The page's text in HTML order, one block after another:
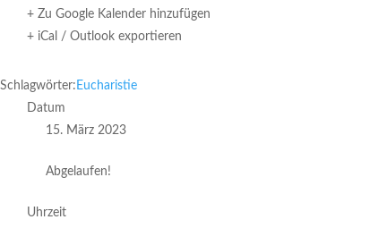
+ Zu Google Kalender hinzufügen
+ iCal / Outlook exportieren
Schlagwörter: Eucharistie
Datum
15. März 2023
Abgelaufen!
Uhrzeit